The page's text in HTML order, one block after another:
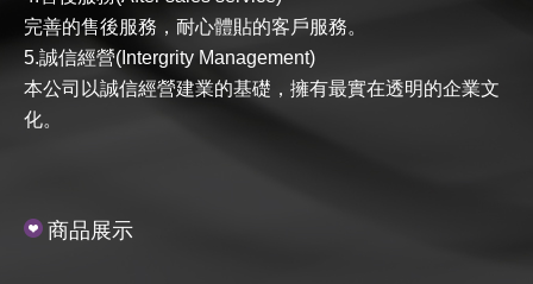
完善的售後服務，耐心體貼的客戶服務。
5.誠信經營(Intergrity Management)
本公司以誠信經營建業的基礎，擁有最實在透明的企業文
化。
商品展示